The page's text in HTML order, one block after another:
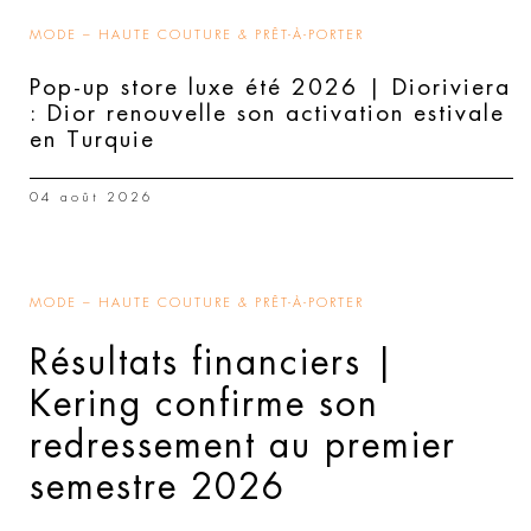
MODE – HAUTE COUTURE & PRÊT-À-PORTER
Pop-up store luxe été 2026 | Dioriviera
: Dior renouvelle son activation estivale
en Turquie
04 août 2026
MODE – HAUTE COUTURE & PRÊT-À-PORTER
Résultats financiers |
Kering confirme son
redressement au premier
semestre 2026